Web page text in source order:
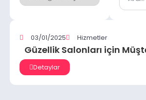
03/01/2025 Hizmetler
Güzellik Salonları için
Detaylar